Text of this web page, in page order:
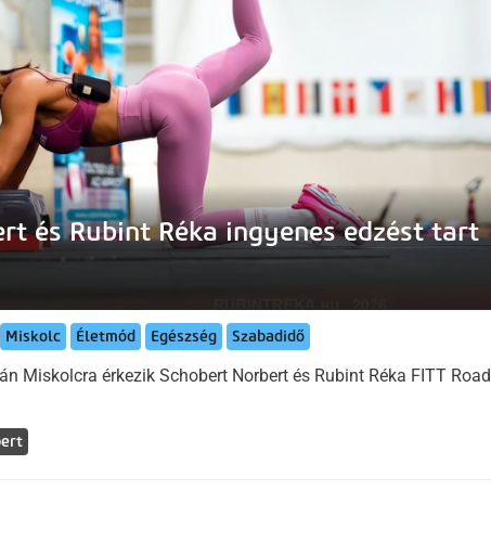
és Rubint Réka ingyenes edzést tart
Miskolc Életmód Egészség Szabadidő
Miskolcra érkezik Schobert Norbert és Rubint Réka FITT Road